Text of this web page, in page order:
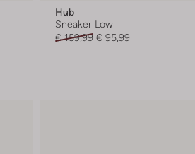
Hub
Sneaker Low
€ 159,99 € 95,99